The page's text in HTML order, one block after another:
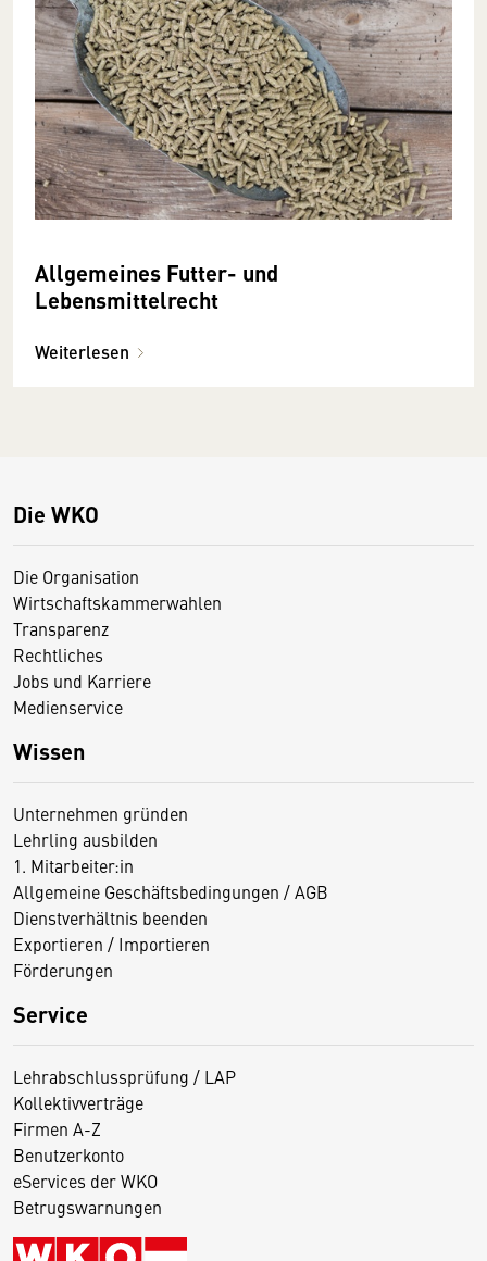
Allgemeines Futter- und
Lebensmittelrecht
Weiterlesen
Die WKO
Die Organisation
Wirtschaftskammerwahlen
Transparenz
Rechtliches
Jobs und Karriere
Medienservice
Wissen
Unternehmen gründen
Lehrling ausbilden
1. Mitarbeiter:in
Allgemeine Geschäftsbedingungen / AGB
Dienstverhältnis beenden
Exportieren / Importieren
Förderungen
Service
Lehrabschlussprüfung / LAP
Kollektivverträge
Firmen A-Z
Benutzerkonto
eServices der WKO
Betrugswarnungen